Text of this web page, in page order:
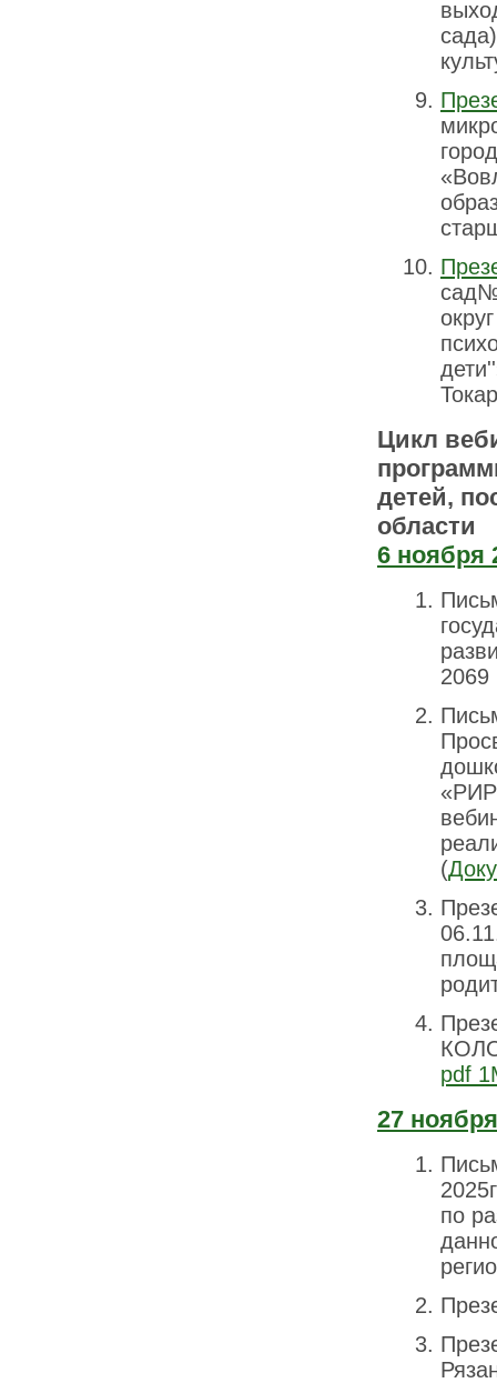
Цикл
детей,
области
6 ноября
2069
(
pdf
27
по